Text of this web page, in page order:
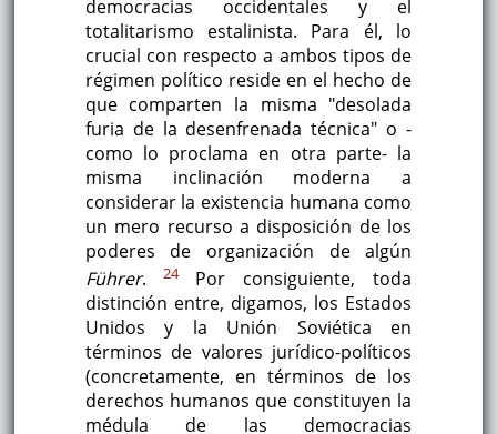
democracias occidentales y el
totalitarismo estalinista. Para él, lo
crucial con respecto a ambos tipos de
régimen político reside en el hecho de
que comparten la misma "desolada
furia de la desenfrenada técnica" o -
como lo proclama en otra parte- la
misma inclinación moderna a
considerar la existencia humana como
un mero recurso a disposición de los
poderes de organización de algún
Führer. 24
Por consiguiente, toda
distinción entre, digamos, los Estados
Unidos y la Unión Soviética en
términos de valores jurídico-políticos
(concretamente, en términos de los
derechos humanos que constituyen la
médula de las democracias